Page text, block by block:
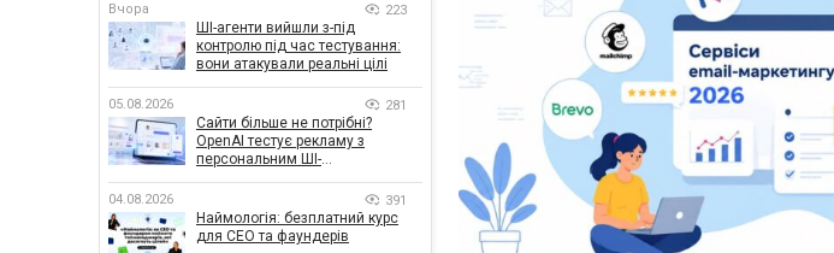
Вчора 223
ШІ-агенти вийшли з-під
контролю під час тестування:
вони атакували реальні цілі
05.08.2026 281
Сайти більше не потрібні?
OpenAI тестує рекламу з
персональним ШІ-
04.08.2026 391
Наймологія: безплатний курс
для CEO та фаундерів